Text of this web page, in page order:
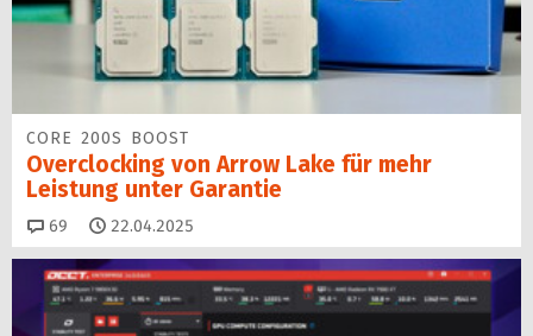
CORE 200S BOOST
Overclocking von Arrow Lake für mehr
Leistung unter Garantie
69 Kommentare
22.04.2025